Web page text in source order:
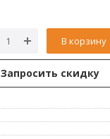
В корзину
Запросить скидку